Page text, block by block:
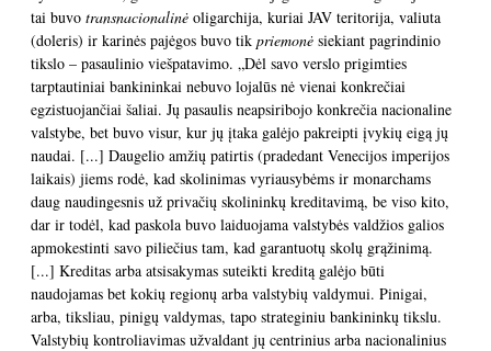
tai buvo transnacionalinė oligarchija, kuriai JAV teritorija, valiuta
(doleris) ir karinės pajėgos buvo tik priemonė siekiant pagrindinio
tikslo – pasaulinio viešpatavimo. „Dėl savo verslo prigimties
tarptautiniai bankininkai nebuvo lojalūs nė vienai konkrečiai
egzistuojančiai šaliai. Jų pasaulis neapsiribojo konkrečia nacionaline
valstybe, bet buvo visur, kur jų įtaka galėjo pakreipti įvykių eigą jų
naudai. [...] Daugelio amžių patirtis (pradedant Venecijos imperijos
laikais) jiems rodė, kad skolinimas vyriausybėms ir monarchams
daug naudingesnis už privačių skolininkų kreditavimą, be viso kito,
dar ir todėl, kad paskola buvo laiduojama valstybės valdžios galios
apmokestinti savo piliečius tam, kad garantuotų skolų grąžinimą.
[...] Kreditas arba atsisakymas suteikti kreditą galėjo būti
naudojamas bet kokių regionų arba valstybių valdymui. Pinigai,
arba, tiksliau, pinigų valdymas, tapo strateginiu bankininkų tikslu.
Valstybių kontroliavimas užvaldant jų centrinius arba nacionalinius